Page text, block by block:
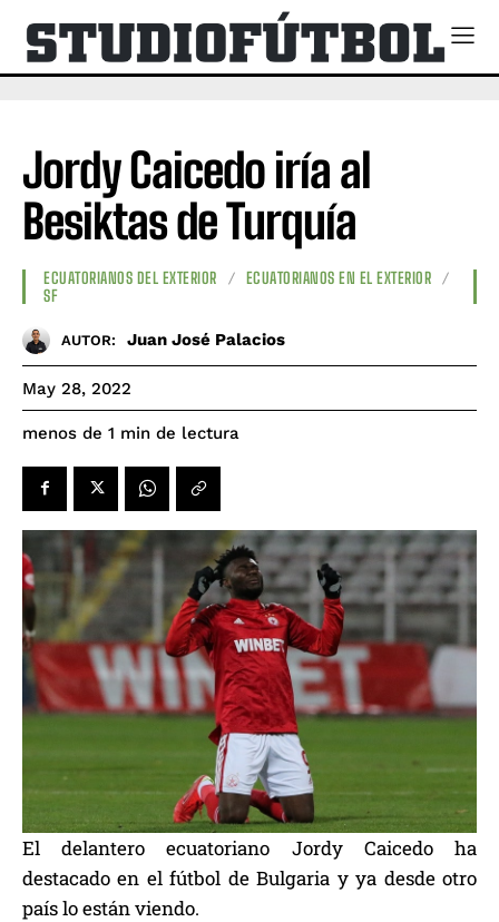
Jordy Caicedo iría al
Besiktas de Turquía
ECUATORIANOS DEL EXTERIOR
ECUATORIANOS EN EL EXTERIOR
SF
AUTOR: Juan José Palacios
May 28, 2022
menos de 1 min de lectura
El delantero ecuatoriano Jordy Caicedo ha
destacado en el fútbol de Bulgaria y ya desde otro
país lo están viendo.